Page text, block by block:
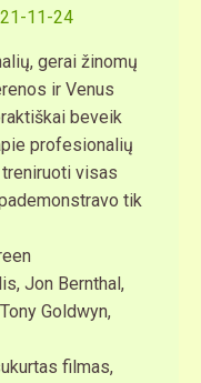
11-24
gerai žinomų
ir Venus
beveik
profesionalių
visas
tik
Jon Bernthal,
Goldwyn,
filmas,